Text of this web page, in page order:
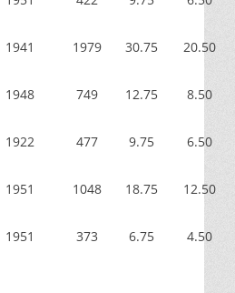
1941 1979 30.75 20.50
1948 749 12.75 8.50
1922 477 9.75 6.50
1951 1048 18.75 12.50
1951 373 6.75 4.50